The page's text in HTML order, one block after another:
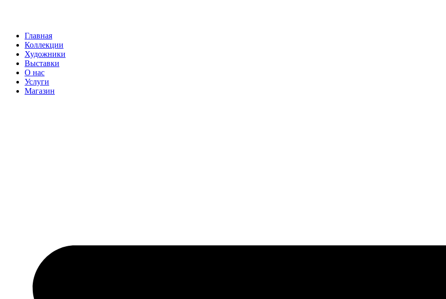
Главная
Коллекции
Художники
Выставки
О нас
Услуги
Магазин